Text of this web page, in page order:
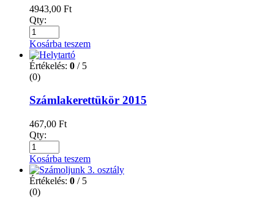
4943,00 Ft
Qty:
Kosárba teszem
Értékelés: 0 / 5
(0)
Számlakerettükör 2015
467,00 Ft
Qty:
Kosárba teszem
Értékelés: 0 / 5
(0)